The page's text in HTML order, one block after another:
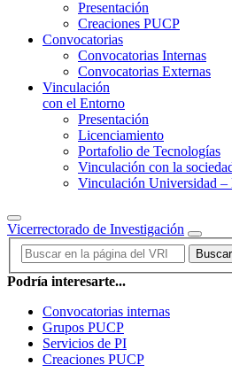
Presentación
Creaciones PUCP
Convocatorias
Convocatorias Internas
Convocatorias Externas
Vinculación
con el Entorno
Presentación
Licenciamiento
Portafolio de Tecnologías
Vinculación con la
Vinculación Universidad –
Vicerrectorado de Investigación
Buscar
Podría interesarte...
Convocatorias internas
Grupos PUCP
Servicios de PI
Creaciones PUCP